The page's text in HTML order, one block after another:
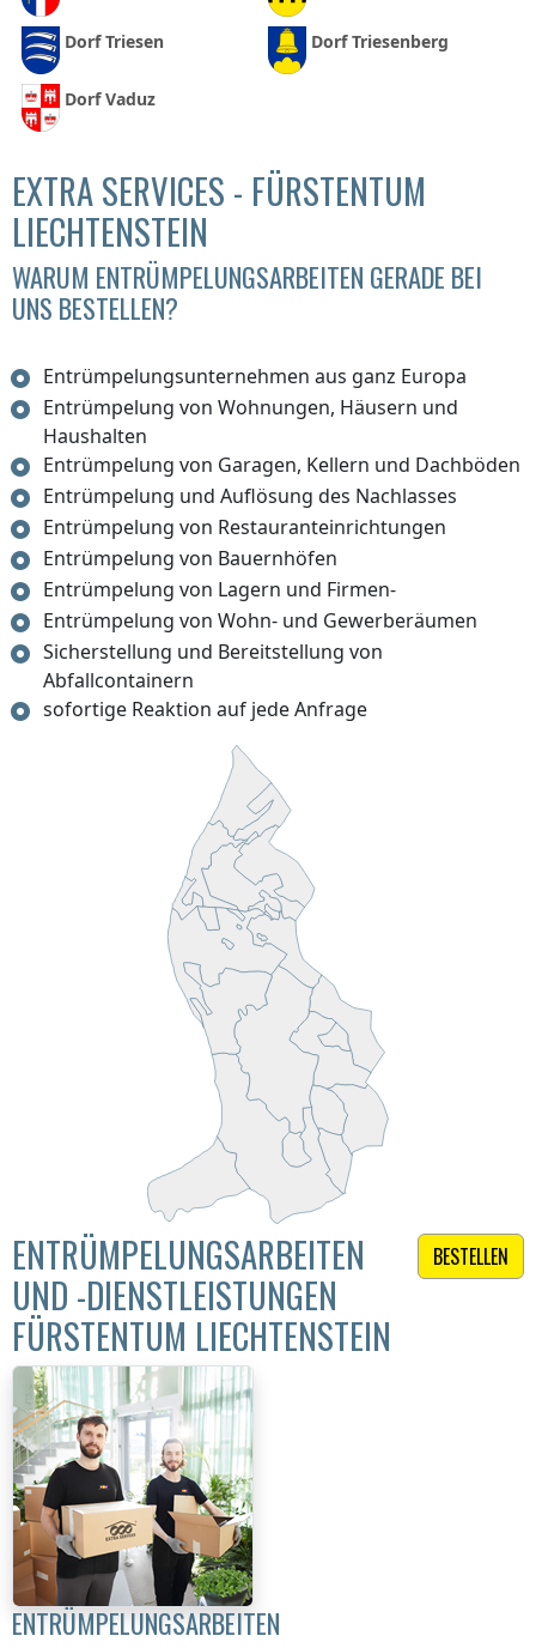
Dorf Triesen Dorf Triesenberg
Dorf Vaduz
EXTRA SERVICES - FÜRSTENTUM
LIECHTENSTEIN
WARUM ENTRÜMPELUNGSARBEITEN GERADE BEI
UNS BESTELLEN?
Entrümpelungsunternehmen aus ganz Europa
Entrümpelung von Wohnungen, Häusern und
Haushalten
Entrümpelung von Garagen, Kellern und Dachböden
Entrümpelung und Auflösung des Nachlasses
Entrümpelung von Restauranteinrichtungen
Entrümpelung von Bauernhöfen
Entrümpelung von Lagern und Firmen-
Entrümpelung von Wohn- und Gewerberäumen
Sicherstellung und Bereitstellung von
Abfallcontainern
sofortige Reaktion auf jede Anfrage
BESTELLEN
ENTRÜMPELUNGSARBEITEN
UND -DIENSTLEISTUNGEN
FÜRSTENTUM LIECHTENSTEIN
ENTRÜMPELUNGSARBEITEN